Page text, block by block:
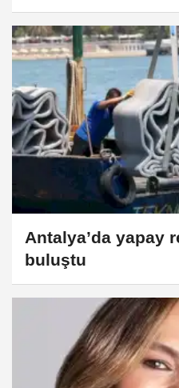
oldu
Antalya’da yapay
buluştu